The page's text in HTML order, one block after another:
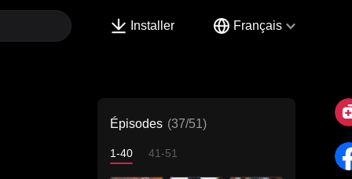
Installer Français
Épisodes (37/51)
1-40 41-51